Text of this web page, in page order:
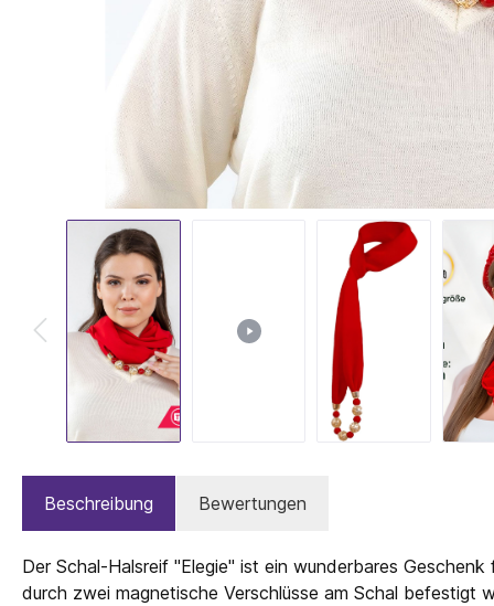
Beschreibung Bewertungen
Der Schal-Halsreif "Elegie" ist ein wunderbares
durch zwei magnetische Verschlüsse am Schal befestigt